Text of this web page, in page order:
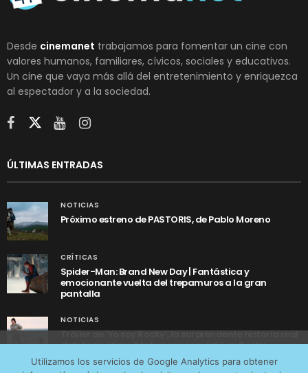
Desde cinemanet trabajamos para fomentar un cine con
valores humanos, familiares, cívicos, sociales y educativos.
Un cine que vaya más allá del entretenimiento y enriquezca
al espectador y a la sociedad.
ÚLTIMAS ENTRADAS
NOTICIAS
Próximo estreno de PASTORIS, de Pablo Moreno
CRÍTICAS
Spider-Man: Brand New Day | Fantástica y
emocionante vuelta del trepamuros a la gran
pantalla
NOTICIAS
Tráiler de ‘Yo soy Rocky’, la sorprendente historia real
detrás de cómo Stallone se convirtió en Rocky
Utilizamos los servicios de Google Analytics para obtener
tráfico web que recibimos y conocer los servicios que